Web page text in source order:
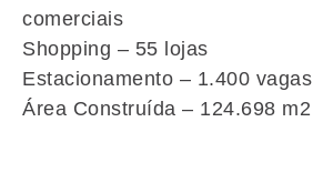
comerciais
Shopping – 55 lojas
Estacionamento – 1.400 vagas
Área Construída – 124.698 m2